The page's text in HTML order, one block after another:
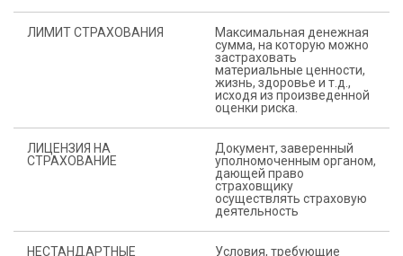
ЛИМИТ СТРАХОВАНИЯ
Максимальная денежная
сумма, на которую можно
застраховать
материальные ценности,
жизнь, здоровье и т.д.,
исходя из произведенной
оценки риска.
ЛИЦЕНЗИЯ НА
СТРАХОВАНИЕ
Документ, заверенный
уполномоченным органом,
дающей право
страховщику
осуществлять страховую
деятельность
НЕСТАНДАРТНЫЕ Условия, требующие